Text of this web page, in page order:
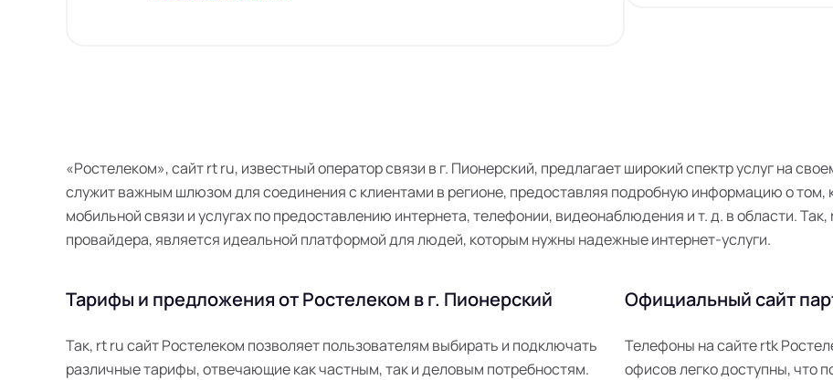
«Ростелеком», сайт rt ru, известный оператор связи в г. Пионерский, предлагает широкий спектр услуг на
служит важным шлюзом для соединения с клиентами в регионе, предоставляя подробную информацию о том,
мобильной связи и услугах по предоставлению интернета, телефонии, видеонаблюдения и т. д. в области.
провайдера, является идеальной платформой для людей, которым нужны надежные интернет-услуги.
Тарифы и предложения от Ростелеком в г. Пионерский
Так, rt ru сайт Ростелеком позволяет пользователям выбирать и подключать
различные тарифы, отвечающие как частным, так и деловым потребностям.
Официальный сайт
Телефоны на сайте rtk
офисов легко доступны, что